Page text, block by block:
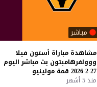
مباشر
مشاهدة مباراة أستون فيلا
ووولفرهامبتون بث مباشر اليوم
27-2-2026
قمة مولينيو
منذ 5 أشهر